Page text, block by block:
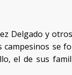
Delgado y
se
el de sus